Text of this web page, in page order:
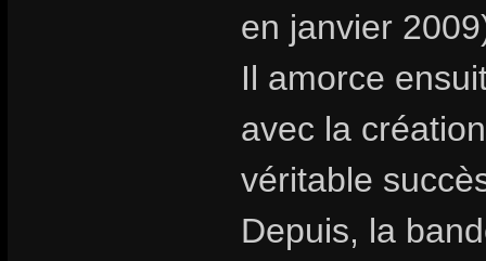
en janvier
Il amorce
avec la
véritable
Depuis, la